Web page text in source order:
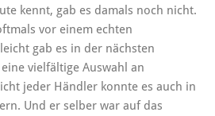
kennt, gab es damals noch nicht.
vor einem echten
gab es in der nächsten
vielfältige Auswahl an
jeder Händler konnte es auch in
Und er selber war auf das